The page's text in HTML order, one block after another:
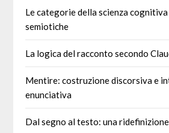
Le categorie della scienza
semiotiche
La logica del racconto secondo
Mentire: costruzione discorsiva e
enunciativa
Dal segno al testo: una